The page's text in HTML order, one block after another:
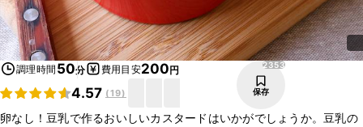
調理時間 50分 費用目安200円
4.57 (19)
2353
保存
卵なし！豆乳で作るおいしいカスタードはいかがでしょうか。豆乳の